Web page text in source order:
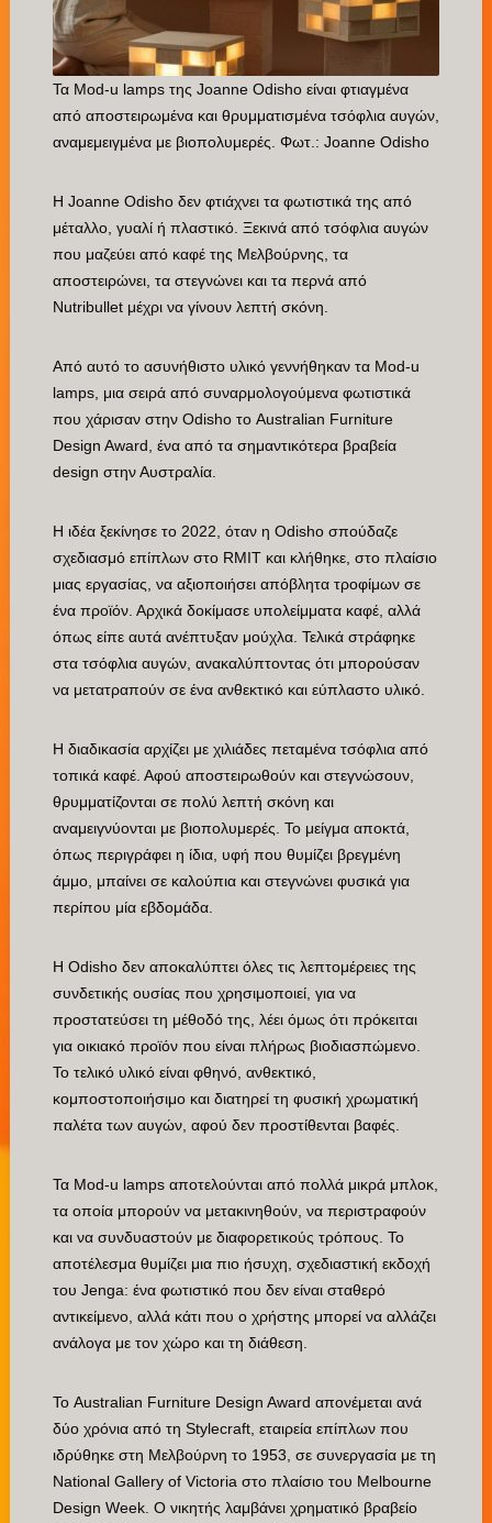
Τα Mod-u lamps της Joanne Odisho είναι φτιαγμένα
από αποστειρωμένα και θρυμματισμένα τσόφλια αυγών,
αναμεμειγμένα με βιοπολυμερές. Φωτ.: Joanne Odisho
Η Joanne Odisho δεν φτιάχνει τα φωτιστικά της από
μέταλλο, γυαλί ή πλαστικό. Ξεκινά από τσόφλια αυγών
που μαζεύει από καφέ της Μελβούρνης, τα
αποστειρώνει, τα στεγνώνει και τα περνά από
Nutribullet μέχρι να γίνουν λεπτή σκόνη.
Από αυτό το ασυνήθιστο υλικό γεννήθηκαν τα Mod-u
lamps, μια σειρά από συναρμολογούμενα φωτιστικά
που χάρισαν στην Odisho το Australian Furniture
Design Award, ένα από τα σημαντικότερα βραβεία
design στην Αυστραλία.
Η ιδέα ξεκίνησε το 2022, όταν η Odisho σπούδαζε
σχεδιασμό επίπλων στο RMIT και κλήθηκε, στο πλαίσιο
μιας εργασίας, να αξιοποιήσει απόβλητα τροφίμων σε
ένα προϊόν. Αρχικά δοκίμασε υπολείμματα καφέ, αλλά
όπως είπε αυτά ανέπτυξαν μούχλα. Τελικά στράφηκε
στα τσόφλια αυγών, ανακαλύπτοντας ότι μπορούσαν
να μετατραπούν σε ένα ανθεκτικό και εύπλαστο υλικό.
Η διαδικασία αρχίζει με χιλιάδες πεταμένα τσόφλια από
τοπικά καφέ. Αφού αποστειρωθούν και στεγνώσουν,
θρυμματίζονται σε πολύ λεπτή σκόνη και
αναμειγνύονται με βιοπολυμερές. Το μείγμα αποκτά,
όπως περιγράφει η ίδια, υφή που θυμίζει βρεγμένη
άμμο, μπαίνει σε καλούπια και στεγνώνει φυσικά για
περίπου μία εβδομάδα.
Η Odisho δεν αποκαλύπτει όλες τις λεπτομέρειες της
συνδετικής ουσίας που χρησιμοποιεί, για να
προστατεύσει τη μέθοδό της, λέει όμως ότι πρόκειται
για οικιακό προϊόν που είναι πλήρως βιοδιασπώμενο.
Το τελικό υλικό είναι φθηνό, ανθεκτικό,
κομποστοποιήσιμο και διατηρεί τη φυσική χρωματική
παλέτα των αυγών, αφού δεν προστίθενται βαφές.
Τα Mod-u lamps αποτελούνται από πολλά μικρά μπλοκ,
τα οποία μπορούν να μετακινηθούν, να περιστραφούν
και να συνδυαστούν με διαφορετικούς τρόπους. Το
αποτέλεσμα θυμίζει μια πιο ήσυχη, σχεδιαστική εκδοχή
του Jenga: ένα φωτιστικό που δεν είναι σταθερό
αντικείμενο, αλλά κάτι που ο χρήστης μπορεί να αλλάζει
ανάλογα με τον χώρο και τη διάθεση.
Το Australian Furniture Design Award απονέμεται ανά
δύο χρόνια από τη Stylecraft, εταιρεία επίπλων που
ιδρύθηκε στη Μελβούρνη το 1953, σε συνεργασία με τη
National Gallery of Victoria στο πλαίσιο του Melbourne
Design Week. Ο νικητής λαμβάνει χρηματικό βραβείο